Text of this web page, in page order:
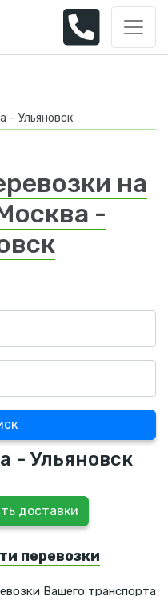
- Ульяновск
на
-
- Ульяновск
доставки
перевозки
Вашего транспорта